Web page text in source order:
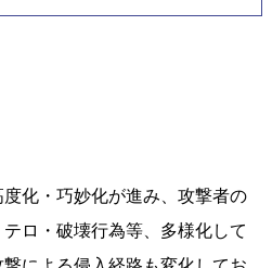
化・巧妙化が進み、攻撃者の
ロ・破壊行為等、多様化して